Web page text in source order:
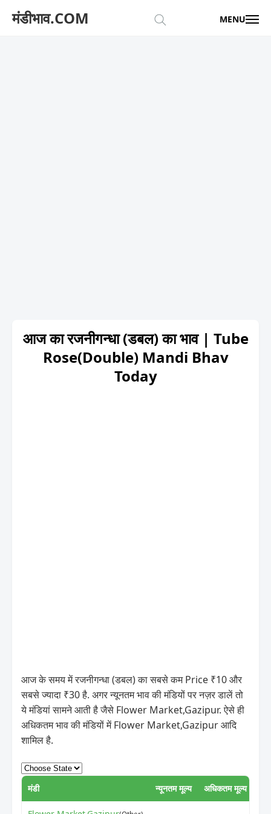
मंडीभाव.COM MENU
आज का रजनीगन्धा (डबल) का भाव | Tube
Rose(Double) Mandi Bhav
Today
आज के समय में रजनीगन्धा (डबल) का सबसे कम Price ₹10 और
सबसे ज्यादा ₹30 है. अगर न्यूनतम भाव की मंडियों पर नज़र डालें तो
ये मंडियां सामने आती है जैसे Flower Market,Gazipur. ऐसे ही
अधिकतम भाव की मंडियों में Flower Market,Gazipur आदि
शामिल है.
मंडी न्यूनतम मूल्य अधिकतम मूल्य